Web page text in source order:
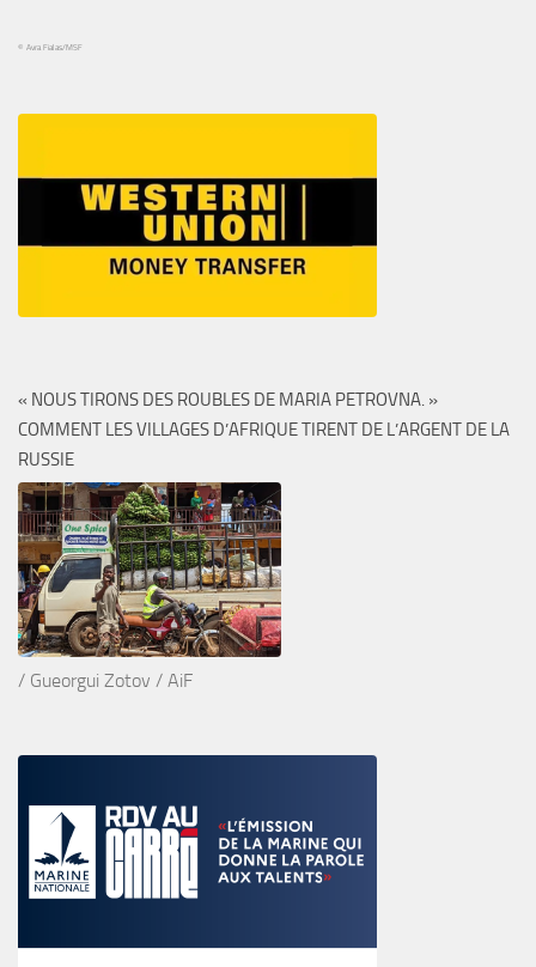
© Avra Fialas/MSF
« NOUS TIRONS DES ROUBLES DE MARIA PETROVNA. »
COMMENT LES VILLAGES D’AFRIQUE TIRENT DE L’ARGENT DE LA
RUSSIE
/ Gueorgui Zotov / AiF